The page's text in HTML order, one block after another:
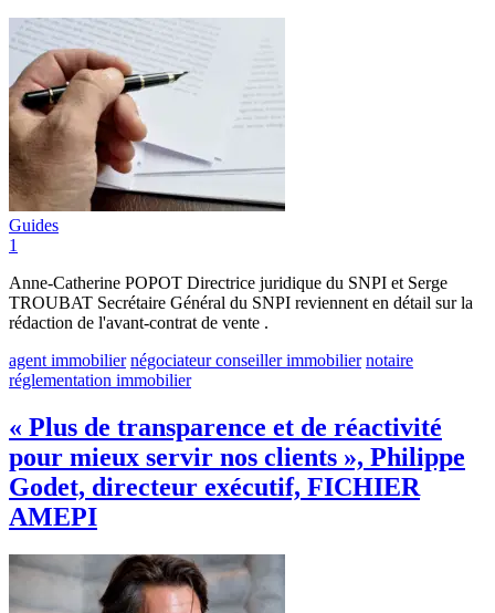
Guides
1
Anne-Catherine POPOT Directrice juridique du SNPI et Serge
TROUBAT Secrétaire Général du SNPI reviennent en détail sur la
rédaction de l'avant-contrat de vente .
agent immobilier négociateur conseiller immobilier notaire
réglementation immobilier
« Plus de transparence et de réactivité
pour mieux servir nos clients », Philippe
Godet, directeur exécutif, FICHIER
AMEPI